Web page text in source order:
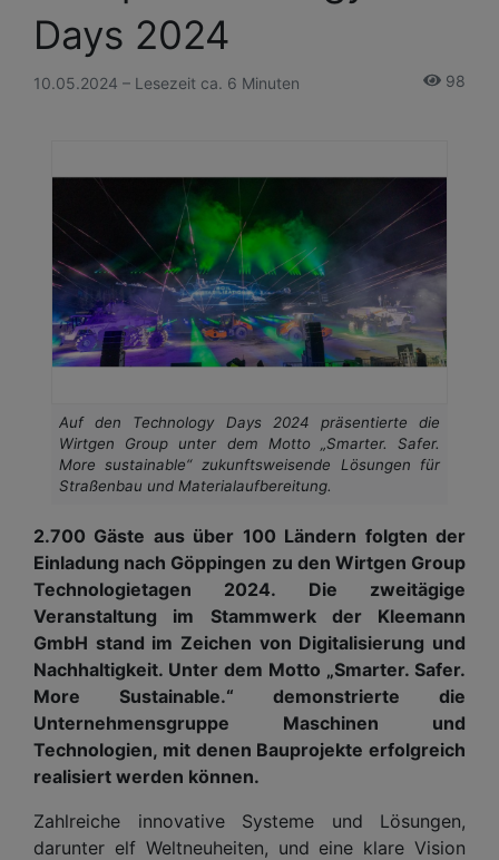
Days 2024
10.05.2024 – Lesezeit ca. 6 Minuten 98
Auf den Technology Days 2024 präsentierte die
Wirtgen Group unter dem Motto „Smarter. Safer.
More sustainable“ zukunftsweisende Lösungen für
Straßenbau und Materialaufbereitung.
2.700 Gäste aus über 100 Ländern folgten der
Einladung nach Göppingen zu den Wirtgen Group
Technologietagen 2024. Die zweitägige
Veranstaltung im Stammwerk der Kleemann
GmbH stand im Zeichen von Digitalisierung und
Nachhaltigkeit. Unter dem Motto „Smarter. Safer.
More Sustainable.“ demonstrierte die
Unternehmensgruppe Maschinen und
Technologien, mit denen Bauprojekte erfolgreich
realisiert werden können.
Zahlreiche innovative Systeme und Lösungen,
darunter elf Weltneuheiten, und eine klare Vision